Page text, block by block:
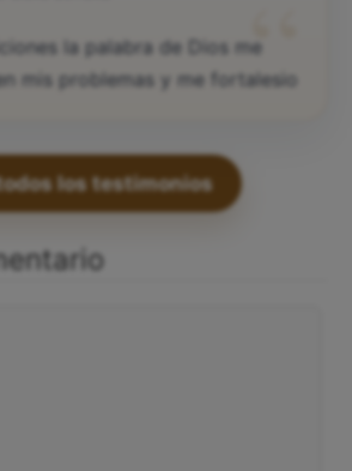
“
la palabra de Dios me
mis problemas y me fortalesio
los testimonios